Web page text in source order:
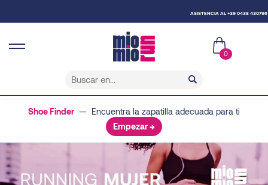
ASISTENCIA AL +39 0438 430796
0
Shoe Finder — Encuentra la zapatilla adecuada para ti
Empezar →